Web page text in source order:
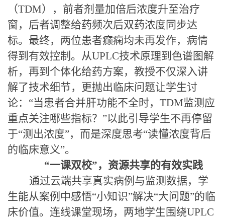
（TDM），前者剂量加倍后浓度升至治疗
窗，后者调整给药频次后双药浓度同步达
标。最终，两位患者癫痫均未再发作，病情
得到有效控制。从UPLC技术原理到色谱图解
析，再到个体化给药方案，教授不仅深入讲
解了技术细节，更抛出临床问题让学生讨
论： “当患者合并肝功能不全时，TDM监测应
重点关注哪些指标？”以此引导学生不再停留
于“测出浓度”，而是深度思考“读懂浓度背后
的临床意义”。
“一课双校”，资源共享的有效实践
通过云端共享真实病例与监测数据，学
生能从案例中感悟“小知识”解决“大问题”的临
床价值。连线课堂现场，两地学生围绕UPLC